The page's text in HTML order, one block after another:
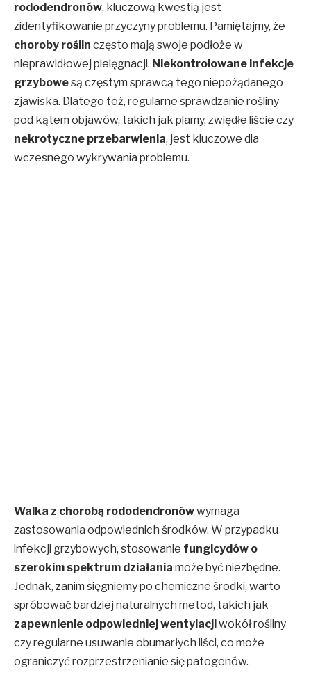
rododendronów, kluczową kwestią jest
zidentyfikowanie przyczyny problemu. Pamiętajmy, że
choroby roślin często mają swoje podłoże w
nieprawidłowej pielęgnacji. Niekontrolowane infekcje
grzybowesą częstym sprawcą tego niepożądanego
zjawiska. Dlatego też, regularne sprawdzanie rośliny
pod kątem objawów, takich jak plamy, zwiędłe liście czy
nekrotyczne przebarwienia, jest kluczowe dla
wczesnego wykrywania problemu.
Walka z chorobą rododendronówwymaga
zastosowania odpowiednich środków. W przypadku
infekcji grzybowych, stosowanie fungicydów o
szerokim spektrum działania może być niezbędne.
Jednak, zanim sięgniemy po chemiczne środki, warto
spróbować bardziej naturalnych metod, takich jak
zapewnienie odpowiedniej wentylacjiwokół rośliny
czy regularne usuwanie obumarłych liści, co może
ograniczyć rozprzestrzenianie się patogenów.